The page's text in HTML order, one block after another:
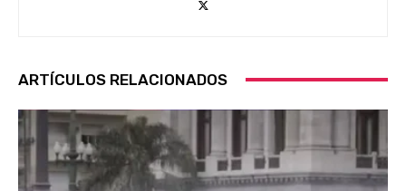
ARTÍCULOS RELACIONADOS